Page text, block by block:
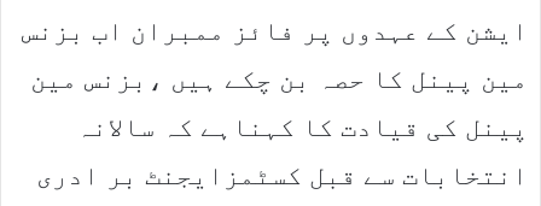
ایشن کے عہدوں پر فائز ممبران اب بزنس
مین پینل کا حصہ بن چکے ہیں ،بزنس مین
پینل کی قیادت کا کہناہے کہ سالانہ
انتخابات سے قبل کسٹمزایجنٹ بر ادری